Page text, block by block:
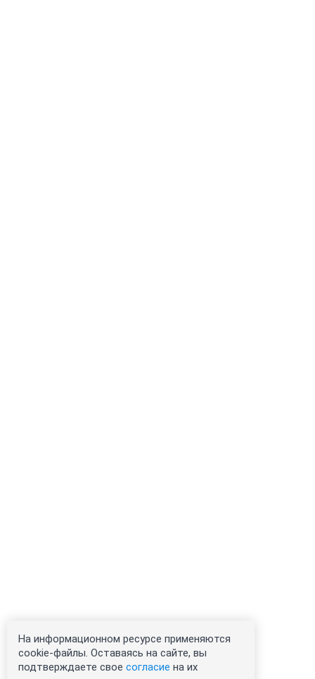
На информационном ресурсе применяются
cookie-файлы. Оставаясь на сайте, вы
подтверждаете свое согласие на их